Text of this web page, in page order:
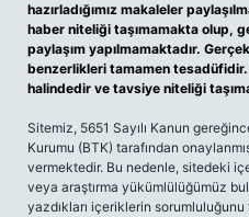
hazırladığımız makaleler
haber niteliği taşımamakta olup,
paylaşım yapılmamaktadır.
benzerlikleri tamamen
halindedir ve tavsiye niteliği
Sitemiz, 5651 Sayılı Kanun
Kurumu (BTK) tarafından
vermektedir. Bu nedenle, sitedeki
veya araştırma yükümlülüğümüz
yazdıkları içeriklerin